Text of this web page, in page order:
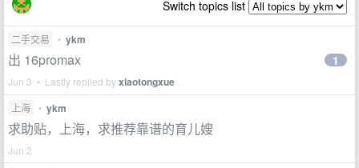
Switch topics list
二手交易 • ykm
出 16promax
Jun 3 • Lastly replied byxiaotongxue
1
上海 • ykm
求助贴，上海，求推荐靠谱的育儿嫂
Jun 2